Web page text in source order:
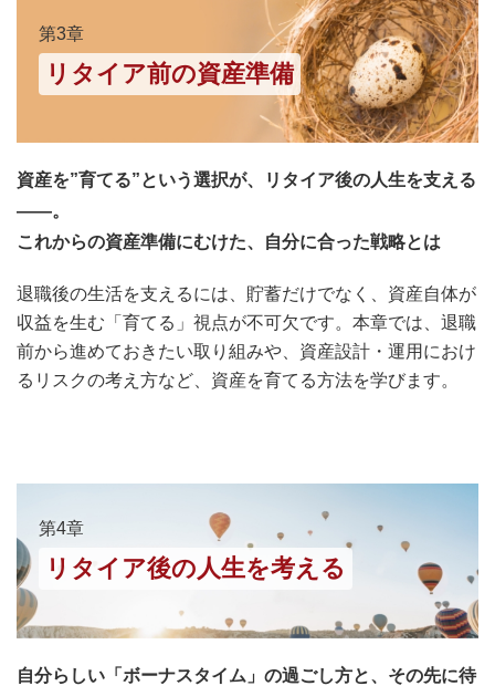
第3章
リタイア前の資産準備
資産を”育てる”という選択が、リタイア後の人生を支える
――。
これからの資産準備にむけた、自分に合った戦略とは
退職後の生活を支えるには、貯蓄だけでなく、資産自体が
収益を生む「育てる」視点が不可欠です。本章では、退職
前から進めておきたい取り組みや、資産設計・運用におけ
るリスクの考え方など、資産を育てる方法を学びます。
第4章
リタイア後の人生を考える
自分らしい「ボーナスタイム」の過ごし方と、その先に待